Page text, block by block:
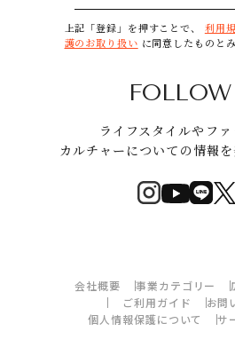
上記「登録」を押すことで、 利用
護のお取り扱い に同意したものと
ライフスタイルやファ
カルチャーについての情報を
会社概要 事業カテゴリー
ご利用ガイド
お問
個人情報保護について
サ